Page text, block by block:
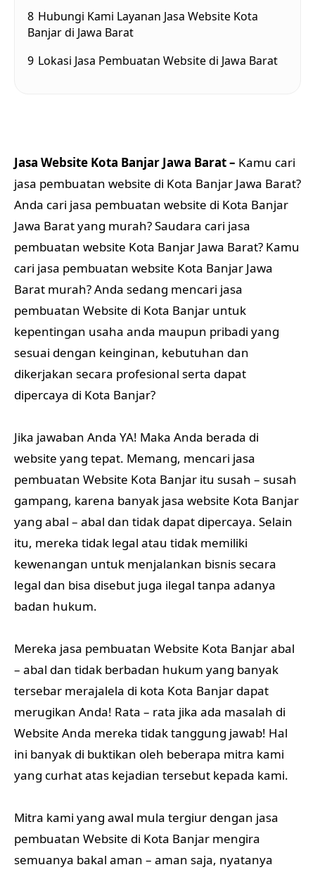
8 Hubungi Kami Layanan Jasa Website Kota
Banjar di Jawa Barat
9 Lokasi Jasa Pembuatan Website di Jawa Barat
Jasa Website Kota Banjar Jawa Barat – Kamu cari
jasa pembuatan website di Kota Banjar Jawa Barat?
Anda cari jasa pembuatan website di Kota Banjar
Jawa Barat yang murah? Saudara cari jasa
pembuatan website Kota Banjar Jawa Barat? Kamu
cari jasa pembuatan website Kota Banjar Jawa
Barat murah? Anda sedang mencari jasa
pembuatan Website di Kota Banjar untuk
kepentingan usaha anda maupun pribadi yang
sesuai dengan keinginan, kebutuhan dan
dikerjakan secara profesional serta dapat
dipercaya di Kota Banjar?
Jika jawaban Anda YA! Maka Anda berada di
website yang tepat. Memang, mencari jasa
pembuatan Website Kota Banjar itu susah – susah
gampang, karena banyak jasa website Kota Banjar
yang abal – abal dan tidak dapat dipercaya. Selain
itu, mereka tidak legal atau tidak memiliki
kewenangan untuk menjalankan bisnis secara
legal dan bisa disebut juga ilegal tanpa adanya
badan hukum.
Mereka jasa pembuatan Website Kota Banjar abal
– abal dan tidak berbadan hukum yang banyak
tersebar merajalela di kota Kota Banjar dapat
merugikan Anda! Rata – rata jika ada masalah di
Website Anda mereka tidak tanggung jawab! Hal
ini banyak di buktikan oleh beberapa mitra kami
yang curhat atas kejadian tersebut kepada kami.
Mitra kami yang awal mula tergiur dengan jasa
pembuatan Website di Kota Banjar mengira
semuanya bakal aman – aman saja, nyatanya